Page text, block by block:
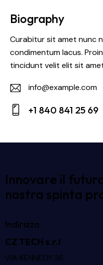
Biography
Curabitur sit amet nunc
condimentum lacus.
tincidunt velit elit sit
E-
m
info@example.com
on
+1 840 841 25 69
Innovare il
nostra spinta
Indirizzo
CZ TECH s.r.l
VIA KENNEDY 36